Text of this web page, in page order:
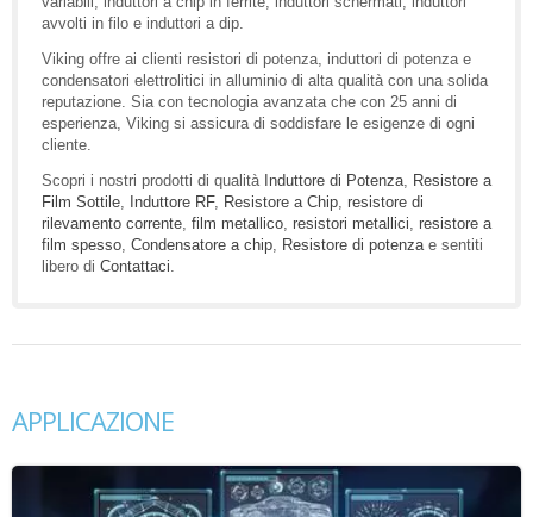
avvolti in filo e induttori a dip.
Viking offre ai clienti resistori di potenza, induttori di potenza e
condensatori elettrolitici in alluminio di alta qualità con una solida
reputazione. Sia con tecnologia avanzata che con 25 anni di
esperienza, Viking si assicura di soddisfare le esigenze di ogni
cliente.
Scopri i nostri prodotti di qualità Induttore di Potenza Resistore a
Film Sottile Induttore RF, Resistore a Chip resistore di
rilevamento corrente film metallico resistori metallici resistore a
film spesso Condensatore a chip Resistore di potenza e sentiti
libero di Contattaci
APPLICAZIONE